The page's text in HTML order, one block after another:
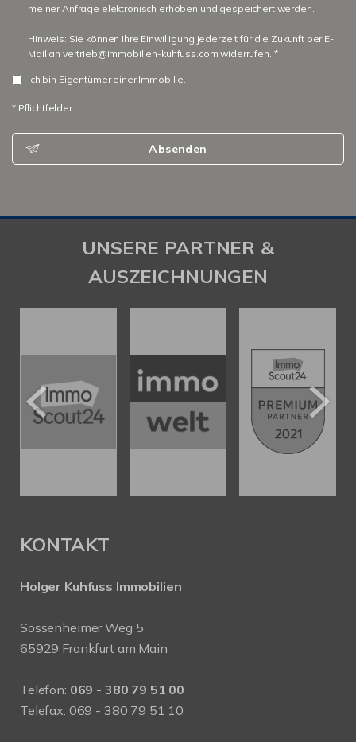
meiner Anfrage elektronisch erhoben und gespeichert werden.
Hinweis: Sie können Ihre Einwilligung jederzeit für die Zukunft per E-
Mail an vertrieb@immobilien-kuhfuss.com widerrufen. *
Ich bin Eigentümer einer Immobilie.
* Pflichtfelder
Absenden
UNSERE PARTNER &
AUSZEICHNUNGEN
KONTAKT
Holger Kuhfuss Immobilien
Sossenheimer Weg 5
65929 Frankfurt am Main
Telefon: 069 - 380 79 51 00
Telefax: 069 - 380 79 51 10